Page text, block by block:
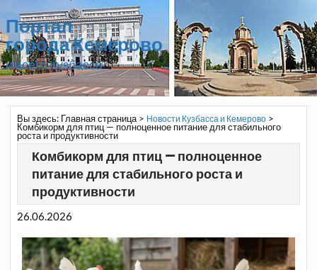
Портал
города Кемерово
и всего Кузбасса
Вы здесь: Главная страница> Новости Кузбасса и Кемерово>
Комбикорм для птиц — полноценное питание для стабильного
роста и продуктивности
Комбикорм для птиц — полноценное
питание для стабильного роста и
продуктивности
26.06.2026